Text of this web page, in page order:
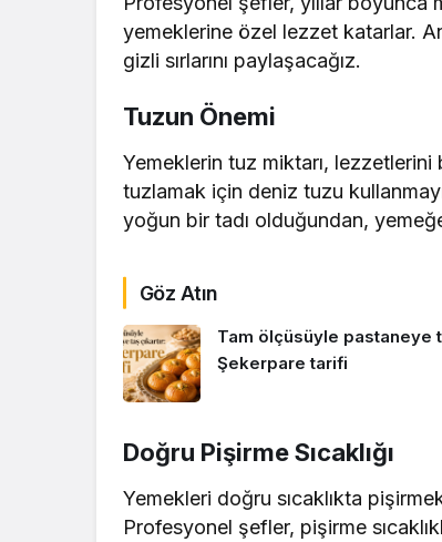
yemeklerine özel lezzet katarlar.
gizli sırlarını paylaşacağız.
Tuzun Önemi
Yemeklerin tuz miktarı,
tuzlamak için deniz tuzu
yoğun bir tadı olduğundan,
Göz Atın
Tam ölçüsüyle pastaneye
Şekerpare tarifi
Doğru Pişirme Sıcaklığı
Yemekleri doğru sıcaklıkta
Profesyonel şefler, pişirme